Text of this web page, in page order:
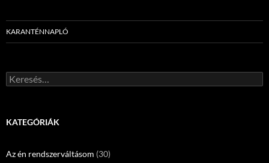
KARANTÉNNAPLÓ
Keresés:
KATEGÓRIÁK
Az én rendszerváltásom (30)